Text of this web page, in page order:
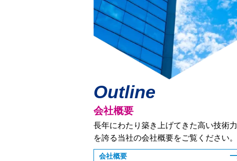
Outline
会社概要
長年にわたり築き上げてきた高い技術力
を誇る当社の会社概要をご覧ください。
会社概要